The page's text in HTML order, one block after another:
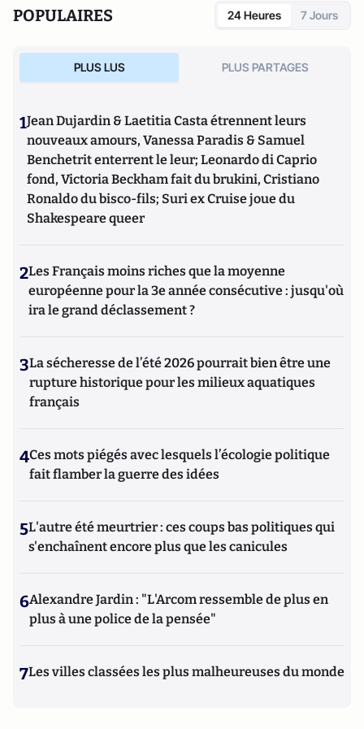
POPULAIRES 24 Heures 7 Jours
PLUS LUS PLUS PARTAGES
1Jean Dujardin & Laetitia Casta étrennent leurs
nouveaux amours, Vanessa Paradis & Samuel
Benchetrit enterrent le leur; Leonardo di Caprio
fond, Victoria Beckham fait du brukini, Cristiano
Ronaldo du bisco-fils; Suri ex Cruise joue du
Shakespeare queer
2Les Français moins riches que la moyenne
européenne pour la 3e année consécutive : jusqu'où
ira le grand déclassement ?
3La sécheresse de l’été 2026 pourrait bien être une
rupture historique pour les milieux aquatiques
français
4Ces mots piégés avec lesquels l’écologie politique
fait flamber la guerre des idées
5L'autre été meurtrier : ces coups bas politiques qui
s'enchaînent encore plus que les canicules
6Alexandre Jardin : "L'Arcom ressemble de plus en
plus à une police de la pensée"
7Les villes classées les plus malheureuses du monde